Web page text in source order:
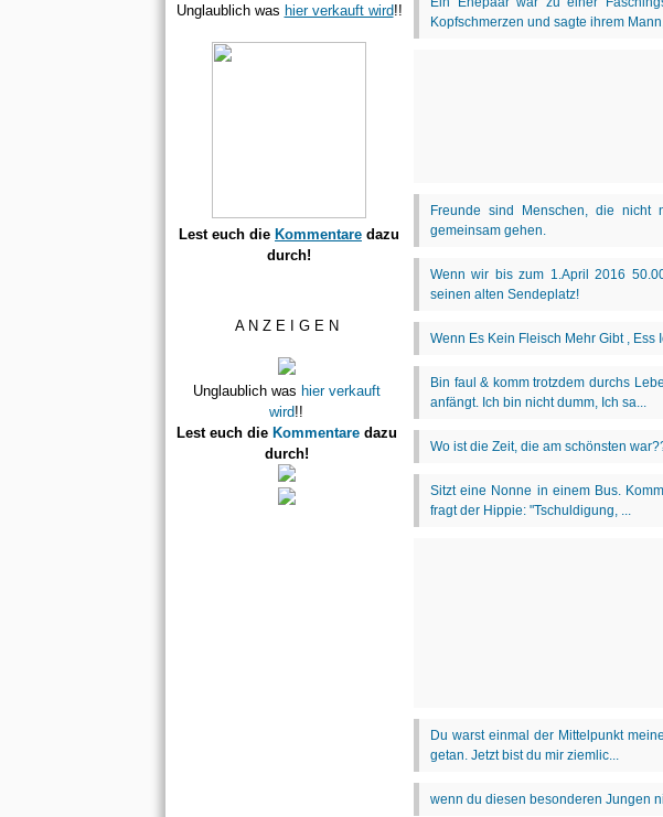
Unglaublich was hier verkauft wird!!
Lest euch die Kommentare dazu
durch!
A N Z E I G E N
Unglaublich was hier verkauft
wird!!
Lest euch die Kommentaredazu
durch!